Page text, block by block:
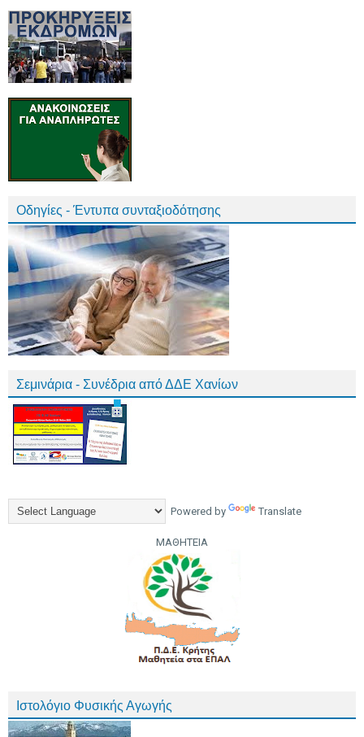
Οδηγίες - Έντυπα συνταξιοδότησης
Σεμινάρια - Συνέδρια από ΔΔΕ Χανίων
Powered by Translate
ΜΑΘΗΤΕΙΑ
Ιστολόγιο Φυσικής Αγωγής